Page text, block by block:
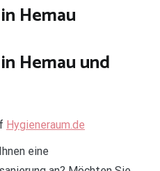
Hemau
Hemau und
Hygieneraum.de
eine